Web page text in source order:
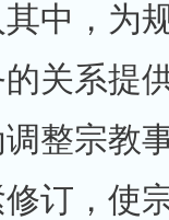
中，为
关系提
整宗教
订，使